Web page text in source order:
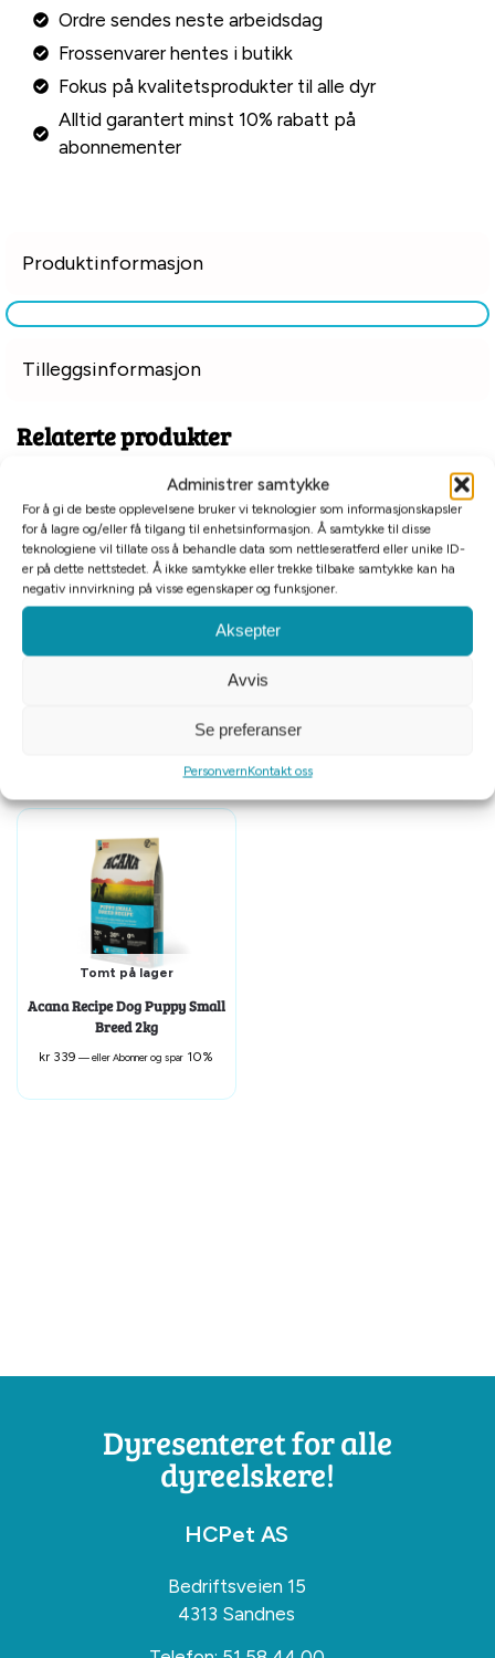
Administrer samtykke
For å gi de beste opplevelsene bruker vi teknologier som informasjonskapsler
for å lagre og/eller få tilgang til enhetsinformasjon. Å samtykke til disse
teknologiene vil tillate oss å behandle data som nettleseratferd eller unike ID-
er på dette nettstedet. Å ikke samtykke eller trekke tilbake samtykke kan ha
negativ innvirkning på visse egenskaper og funksjoner.
Aksepter
Avvis
Se preferanser
PersonvernKontakt oss
Ordre sendes neste arbeidsdag
Frossenvarer hentes i butikk
Fokus på kvalitetsprodukter til alle dyr
Alltid garantert minst 10% rabatt på
abonnementer
Produktinformasjon
Tilleggsinformasjon
Relaterte produkter
10%
Tomt på lager
Acana Recipe Dog Puppy Small
Breed 2kg
kr339 —eller Abonner og spar 10%
Dyresenteret for alle
dyreelskere!
HCPet AS
Bedriftsveien 15
4313 Sandnes